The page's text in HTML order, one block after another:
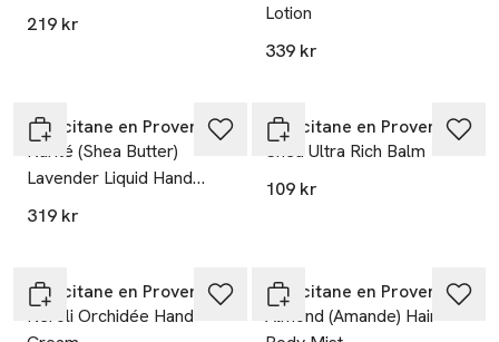
219 kr
Lotion
339 kr
L’Occitane en Provence
Karité (Shea Butter)
Lavender Liquid Hand
Soap Refill
319 kr
L’Occitane en Provence
Shea Ultra Rich Balm
109 kr
L’Occitane en Provence
Néroli Orchidée Hand
L’Occitane en Provence
Almond (Amande) Hair